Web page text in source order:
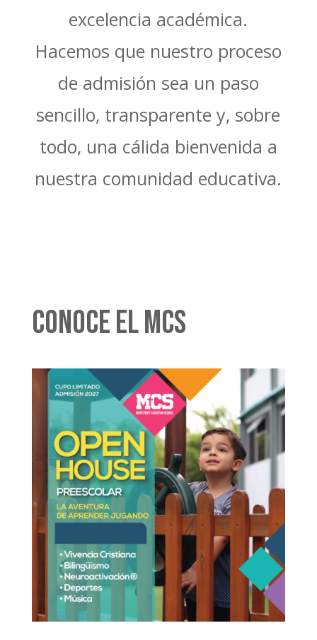
excelencia académica.
Hacemos que nuestro proceso
de admisión sea un paso
sencillo, transparente y, sobre
todo, una cálida bienvenida a
nuestra comunidad educativa.
Conoce el MCS